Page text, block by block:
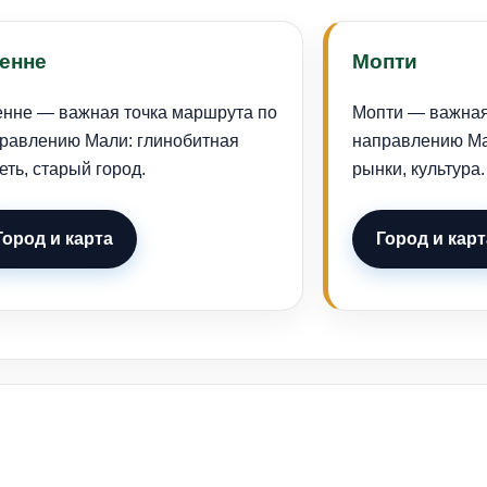
— важная точка маршрута по
Мали: глинобитная
старый город.
и карта
Мопти
Мопти —
направлению
рынки, культура.
Город и